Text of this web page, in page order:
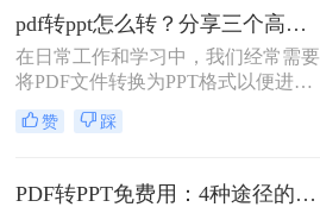
式，以便进行编辑、修改或展示。那
么pdf怎么转ppt呢？本文将介绍三种
将PDF转换为PPT的方法：使用专业
的PDF转PPT软件、利用在线转换工
具，以及手动复制粘贴内容。
pdf转ppt怎么转？分享三个高效转换方法！
在日常工作和学习中，我们经常需要
将PDF文件转换为PPT格式以便进行
演示或编辑。那么pdf转ppt怎么转
呢？以下将介绍三种常用的pdf转ppt
转换。
赞 踩
PDF转PPT免费用：4种途径的转换精度和排版保留能力对比！